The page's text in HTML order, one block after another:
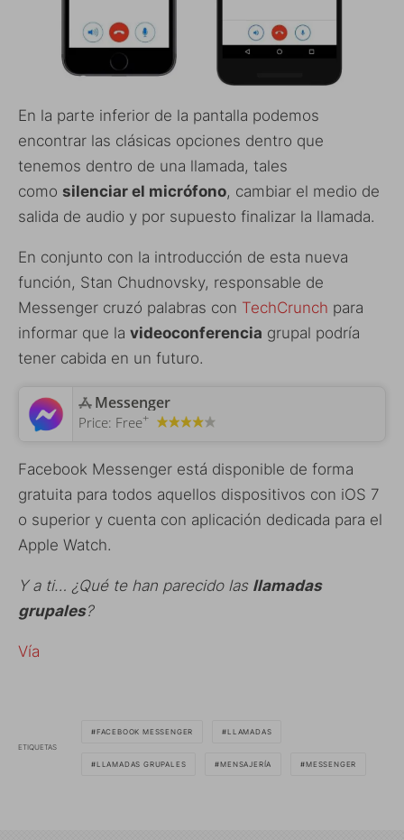
En la parte inferior de la pantalla podemos
encontrar las clásicas opciones dentro que
tenemos dentro de una llamada, tales
como silenciar el micrófono, cambiar el medio de
salida de audio y por supuesto finalizar la llamada.
En conjunto con la introducción de esta nueva
función, Stan Chudnovsky, responsable de
Messenger cruzó palabras con TechCrunch para
informar que la videoconferencia grupal podría
tener cabida en un futuro.
‎Messenger
Price: Free+
Facebook Messenger está disponible de forma
gratuita para todos aquellos dispositivos con iOS 7
o superior y cuenta con aplicación dedicada para el
Apple Watch.
Y a ti… ¿Qué te han parecido las llamadas
grupales?
Vía
ETIQUETAS
FACEBOOK MESSENGER LLAMADAS
LLAMADAS GRUPALES MENSAJERÍA MESSENGER